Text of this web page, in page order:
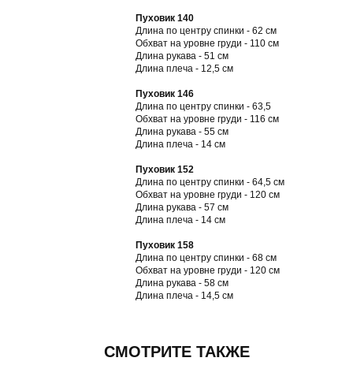
Пуховик 140
Длина по центру спинки - 62 см
Обхват на уровне груди - 110 см
Длина рукава - 51 см
Длина плеча - 12,5 см
Пуховик 146
Длина по центру спинки - 63,5
Обхват на уровне груди - 116 см
Длина рукава - 55 см
Длина плеча - 14 см
Пуховик 152
Длина по центру спинки - 64,5 см
Обхват на уровне груди - 120 см
Длина рукава - 57 см
Длина плеча - 14 см
Пуховик 158
Длина по центру спинки - 68 см
Обхват на уровне груди - 120 см
Длина рукава - 58 см
Длина плеча - 14,5 см
СМОТРИТЕ ТАКЖЕ